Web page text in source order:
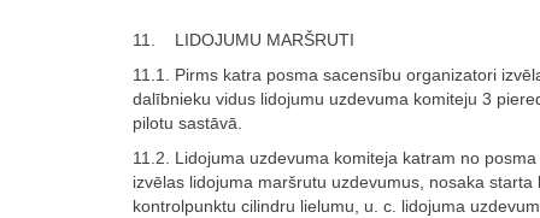
11. LIDOJUMU MARŠRUTI
11.1. Pirms katra posma sacensību organizatori
dalībnieku vidus lidojumu uzdevuma komiteju 3
pilotu sastāvā.
11.2. Lidojuma uzdevuma komiteja katram no posma
izvēlas lidojuma maršrutu uzdevumus, nosaka
kontrolpunktu cilindru lielumu, u. c. lidojuma